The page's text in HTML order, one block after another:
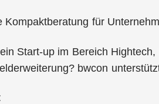
Kompaktberatung für
Start-up im Bereich
bwcon